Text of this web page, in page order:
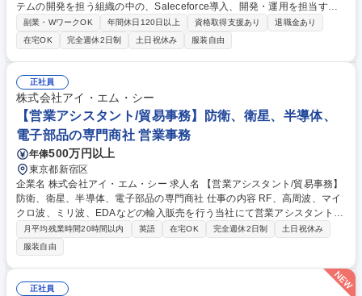
テムの開発を担う組織の中の、Saleceforce導入、開発・運用を担当する
チームへの配属となり、Salesforceでのシステム開発、機能向上、保守を
担っていただきます。 【具体的には】■事業部門（DX本部やコンタクトセ
ンターなど）と共に、要件定義、システム設計■開発ベンダーと共に、開
発、テスト、ローンチ、保守運用■Salesforceの設定、APEXコード作成、
画面作成など 【魅力】現在はSalesforceの導入初期段階にあり、これから
さまざまな機能を構築していくフェーズです。そのため要件定義から設
計・開発、リリース、保守まで、幅広いプロセスに関わることができま
す。 募集職種 【Salesforceエンジニア】社内SE/リモートワーク可/フル
フレックス/Sier歓迎
副業・WワークOK 年間休日120日以上 資格取得支援あり
退職金あり
在宅OK
完全週休2日制 土日祝休み 服装自由
正社員
株式会社アイ・エム・シー
【営業アシスタント/貿易事務】防衛、衛星、半導体、
電子部品の専門商社 営業事務
年俸500万円以上
東京都新宿区
企業名 株式会社アイ・エム・シー 求人名 【営業アシスタント/貿易事務】
防衛、衛星、半導体、電子部品の専門商社 仕事の内容 RF、高周波、マイ
クロ波、ミリ波、EDAなどの輸入販売を行う当社にて営業アシスタント、
貿易事務職をお任せいたします！ 本ポジションは組織体制拡大のため、増
員募集になります！ 【業務詳細】 ・見積書や納品書などの各種営業書類
の作成等 ・売上管理 ・商材の発注や仕入れ ・輸出入書類対応等 ※業務内
容の変更の範囲：当社業務全般 募集職種 【営業アシスタント/貿易事務】
防衛、衛星、半導体、電子部品の専門商社
月平均残業時間20時間以内 英語 在宅OK 完全週休2日制
土日祝休み
服装自由
正社員